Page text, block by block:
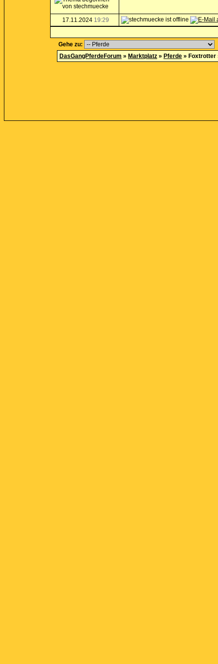
17.11.2024 19:29
Gehe zu:
DasGangPferdeForum » Marktplatz » Pferde » Foxtrotter